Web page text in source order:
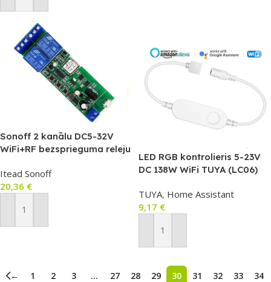
Sonoff 2 kanālu DC5-32V
WiFi+RF bezsprieguma releju
Itead Sonoff
20,36 €
Pievienot Grozam
LED RGB kontrolieris 5-23V
DC 138W WiFi TUYA (LC06)
TUYA, Home Assistant
9,17 €
Pievienot Grozam
← 1 2 3 … 27 28 29 30 31 32 33
34